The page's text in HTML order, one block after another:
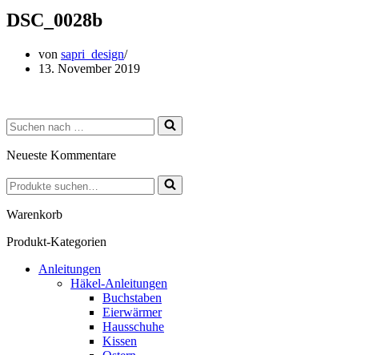
DSC_0028b
von sapri_design
13. November 2019
Suchen
nach …
Neueste Kommentare
Suchen
nach …
Warenkorb
Produkt-Kategorien
Anleitungen
Häkel-Anleitungen
Buchstaben
Eierwärmer
Hausschuhe
Kissen